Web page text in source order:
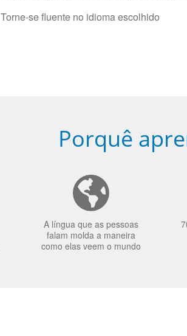
Torne-se fluente no idioma escolhido
Porquê
A língua que as pessoas
falam molda a maneira
como elas veem o mundo